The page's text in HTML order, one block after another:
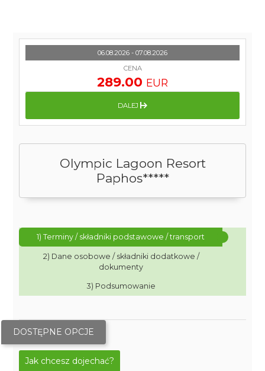
Olympic Lagoon Resort
Paphos*****
1) Terminy / składniki podstawowe / transport
2) Dane osobowe / składniki dodatkowe /
dokumenty
3) Podsumowanie
DOSTĘPNE OPCJE
Jak chcesz dojechać?
06.08.2026 - 07.08.2026
CENA
289.00 EUR
DALEJ